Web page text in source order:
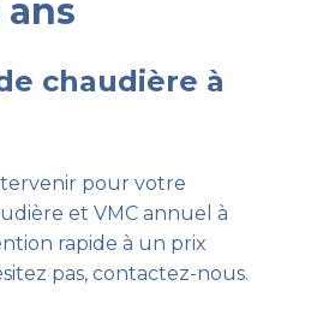
chaudière à
pour votre
et VMC annuel à
rapide à un prix
pas, contactez-nous.